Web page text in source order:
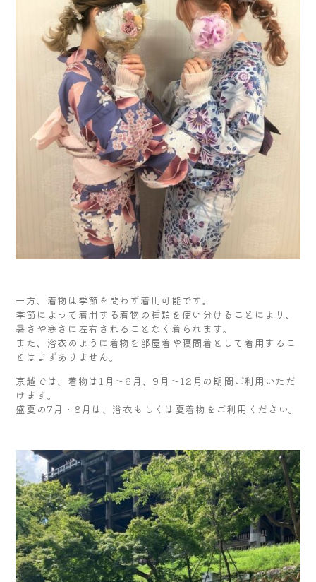
一方、着物は季節を問わず着用可能です。
季節によって着用する着物の種類を使い分けることにより、
暑さや寒さに左右されることなく着られます。
また、浴衣のように着物を部屋着や寝間着として着用するこ
とはまずありません。
京越では、着物は1月～6月、9月～12月の期間ご利用いただ
けます。
盛夏の7月・8月は、浴衣もしくは夏着物をご利用ください。